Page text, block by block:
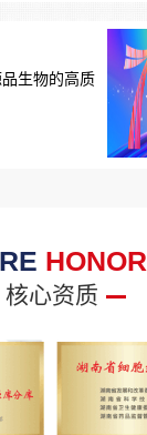
生物的高质
HONOR
核心资质